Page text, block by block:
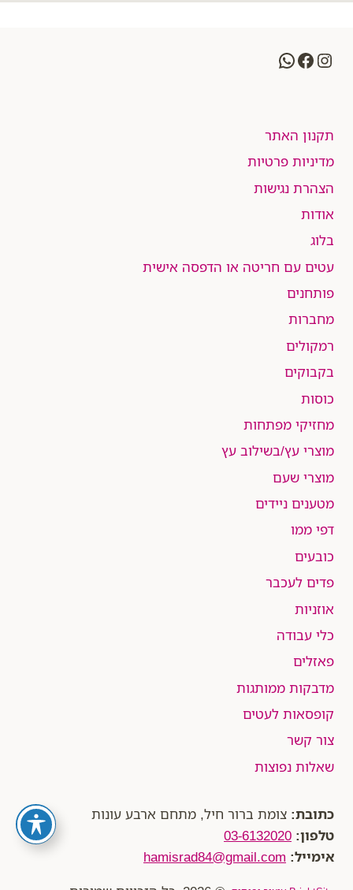
Instagram
Facebook
WhatsApp
תקנון האתר
מדיניות פרטיות
הצהרת נגישות
אודות
בלוג
עטים עם חריטה או הדפסה אישית
פותחנים
מחברות
רמקולים
בקבוקים
כוסות
מחזיקי מפתחות
מוצרי עץ/בשילוב עץ
מוצרי שעם
מטענים ניידים
דפי ממו
כובעים
פדים לעכבר
אוזניות
כלי עבודה
פאזלים
מדבקות ממותגות
קופסאות לעטים
צור קשר
שאלות נפוצות
כתובת: צומת ברור חיל, מתחם ארבע עונות
טלפון: 03-6132020
אימייל: hamisrad84@gmail.com